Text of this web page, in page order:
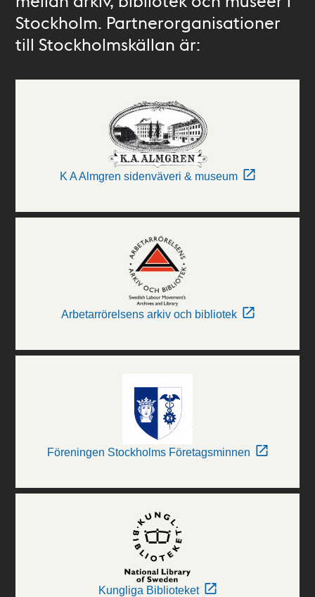
Stockholm. Partnerorganisationer
till Stockholmskällan är:
K A Almgren sidenväveri & museum
Arbetarrörelsens arkiv och bibliotek
Föreningen Stockholms Företagsminnen
Kungliga Biblioteket